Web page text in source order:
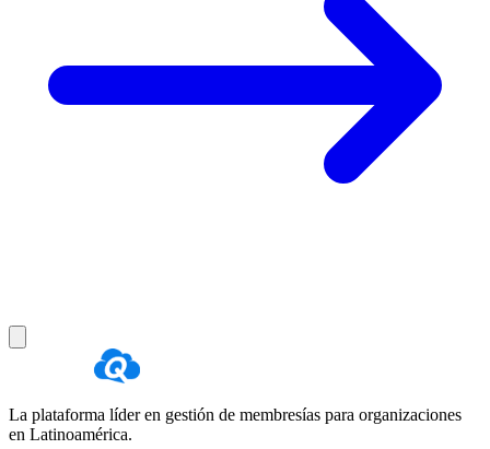
La plataforma líder en gestión de membresías para organizaciones
en Latinoamérica.